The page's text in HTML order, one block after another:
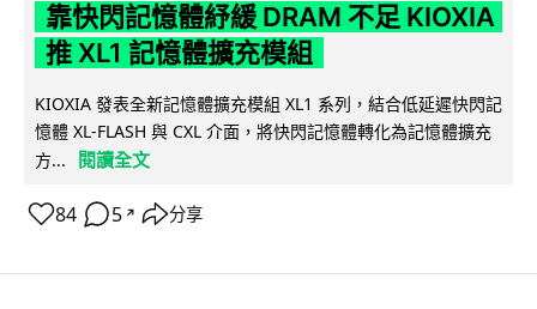
靠快閃記憶體紓緩 DRAM 不足 KIOXIA
推 XL1 記憶體擴充模組
KIOXIA 發表全新記憶體擴充模組 XL1 系列，結合低延遲快閃記
憶體 XL-FLASH 與 CXL 介面，將快閃記憶體轉化為記憶體擴充
方...
閱讀全文
84 5 ↗ 分享